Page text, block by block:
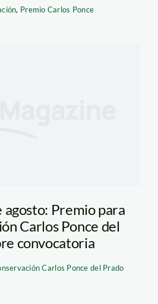
, Premio Carlos Ponce
agosto: Premio para
Carlos Ponce del
convocatoria
Carlos Ponce del Prado